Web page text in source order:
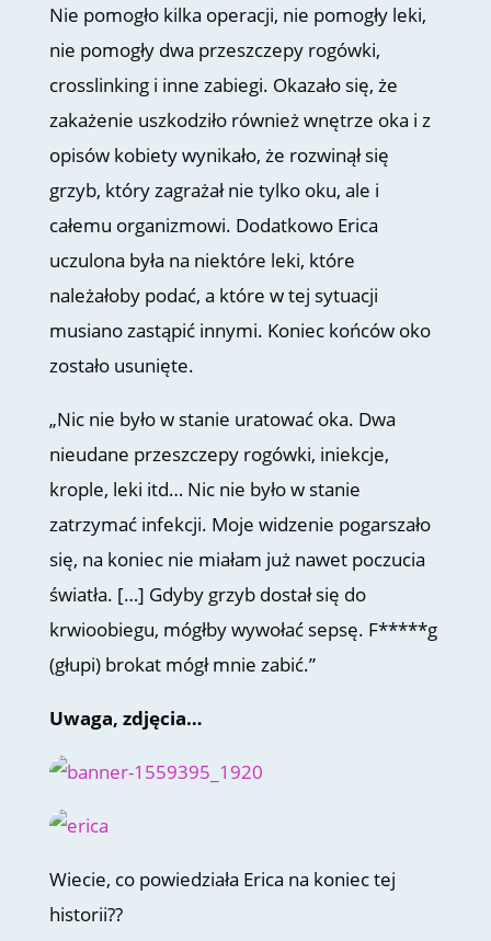
Nie pomogło kilka operacji, nie pomogły leki,
nie pomogły dwa przeszczepy rogówki,
crosslinking i inne zabiegi. Okazało się, że
zakażenie uszkodziło również wnętrze oka i z
opisów kobiety wynikało, że rozwinął się
grzyb, który zagrażał nie tylko oku, ale i
całemu organizmowi. Dodatkowo Erica
uczulona była na niektóre leki, które
należałoby podać, a które w tej sytuacji
musiano zastąpić innymi. Koniec końców oko
zostało usunięte.
„Nic nie było w stanie uratować oka. Dwa
nieudane przeszczepy rogówki, iniekcje,
krople, leki itd… Nic nie było w stanie
zatrzymać infekcji. Moje widzenie pogarszało
się, na koniec nie miałam już nawet poczucia
światła. […] Gdyby grzyb dostał się do
krwioobiegu, mógłby wywołać sepsę. F*****g
(głupi) brokat mógł mnie zabić.”
Uwaga, zdjęcia…
Wiecie, co powiedziała Erica na koniec tej
historii??